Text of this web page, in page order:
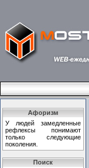
Афоризм
У людей замедленные
рефлексы понимают
только следующие
поколения.
Поиск